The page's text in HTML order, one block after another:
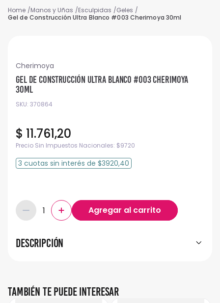
Manos y Uñas Esculpidas
Geles
Gel de Construcción Ultra Blanco #003 Cherimoya 30ml
Cherimoya
Gel de Construcción Ultra Blanco #003 Cherimoya
30ml
SKU: 370864
$ 11.761,20
Precio Sin Impuestos Nacionales: $9720
3 cuotas sin interés de $3920,40
Descripción
También te puede interesar